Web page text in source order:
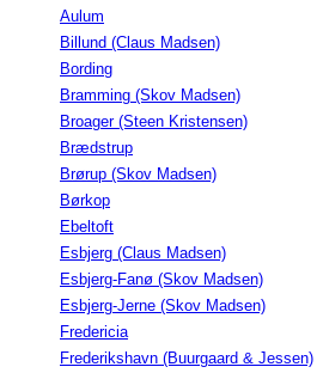
Aulum
Billund (Claus Madsen)
Bording
Bramming (Skov Madsen)
Broager (Steen Kristensen)
Brædstrup
Brørup (Skov Madsen)
Børkop
Ebeltoft
Esbjerg (Claus Madsen)
Esbjerg-Fanø (Skov Madsen)
Esbjerg-Jerne (Skov Madsen)
Fredericia
Frederikshavn (Buurgaard & Jessen)